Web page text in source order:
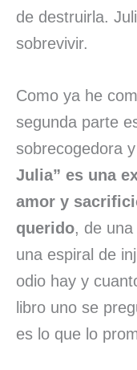
de destruirla.
sobrevivir.
Como ya he
segunda parte
sobrecogedora
Julia” es una
amor y
querido, de
una espiral de
odio hay y
libro uno se
es lo que lo